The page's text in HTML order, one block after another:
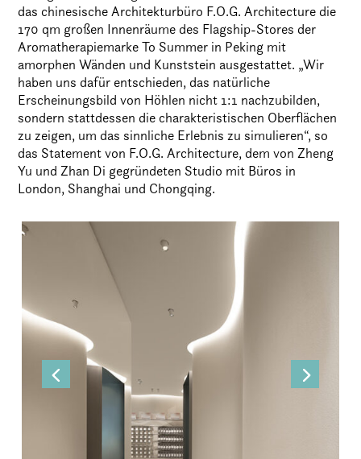
das chinesische Architekturbüro F.O.G. Architecture die
170 qm großen Innenräume des Flagship-Stores der
Aromatherapiemarke To Summer in Peking mit
amorphen Wänden und Kunststein ausgestattet. „Wir
haben uns dafür entschieden, das natürliche
Erscheinungsbild von Höhlen nicht 1:1 nachzubilden,
sondern stattdessen die charakteristischen Oberflächen
zu zeigen, um das sinnliche Erlebnis zu simulieren“, so
das Statement von F.O.G. Architecture, dem von Zheng
Yu und Zhan Di gegründeten Studio mit Büros in
London, Shanghai und Chongqing.